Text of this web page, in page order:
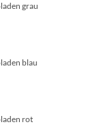
grau
blau
rot